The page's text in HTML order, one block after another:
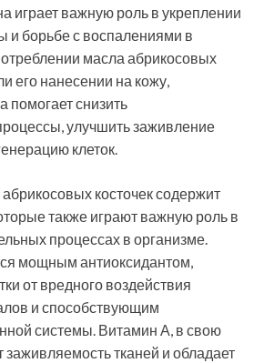
играет важную роль в укреплении
и борьбе с воспалениями в
масла абрикосовых
его нанесении на кожу,
помогает снизить
улучшить заживление
клеток.
косточек содержит
также играют важную роль в
процессах в организме.
мощным антиоксидантом,
от вредного воздействия
и способствующим
системы. Витамин А, в свою
заживляемость тканей и обладает